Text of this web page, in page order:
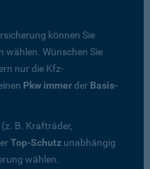
können Sie
wählen. Wünschen Sie
nur die Kfz-
Pkw immerder Basis-
(z. B. Krafträder,
Top-Schutz unabhängig
wählen.